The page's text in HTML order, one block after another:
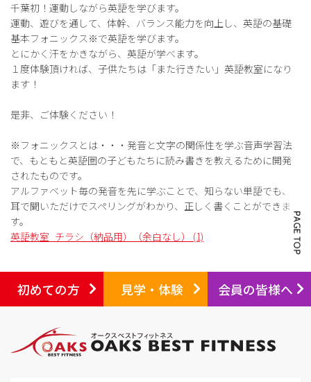
千葉初！運動しながら英語を学びます。
運動、遊びを通して、体幹、バランス能力を向上し、英語の基礎
基本フォニックス※で英語を学びます。
とにかく汗をかきながら、英語が学べます。
１度体験頂ければ、子供たちは「また行きたい」英語教室になり
ます！
是非、ご体験ください！
※フォニックスとは・・・発音と文字の関係性を学ぶ音声学習法
で、もともと英語圏の子どもたちに読み書きを教えるために開発
されたものです。
アルファベット毎の発音を先に学ぶことで、知らない単語でも、
耳で聞いただけでスペリングがわかり、正しく書くことができま
す。
英語教室_チラシ（納品用）（余白なし） (1)
初めての方 見学・体験 会員の皆様へ